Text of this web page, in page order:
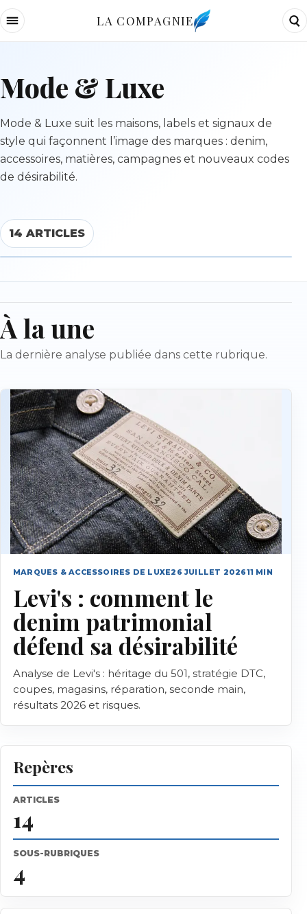
LA COMPAGNIE
Mode & Luxe
Mode & Luxe suit les maisons, labels et signaux de
style qui façonnent l’image des marques : denim,
accessoires, matières, campagnes et nouveaux codes
de désirabilité.
14 ARTICLES
À la une
La dernière analyse publiée dans cette rubrique.
MARQUES & ACCESSOIRES DE LUXE26 JUILLET 202611 MIN
Levi's : comment le
denim patrimonial
défend sa désirabilité
Analyse de Levi's : héritage du 501, stratégie DTC,
coupes, magasins, réparation, seconde main,
résultats 2026 et risques.
Repères
ARTICLES
14
SOUS-RUBRIQUES
4